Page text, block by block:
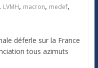
LVMH, macron, medef,
déferle sur la France
tous azimuts